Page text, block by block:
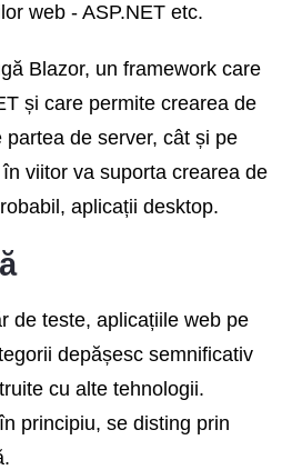
web - ASP.NET etc.
Blazor, un framework care
și care permite crearea de
de server, cât și pe
viitor va suporta crearea de
aplicații desktop.
de teste, aplicațiile web pe
depășesc semnificativ
cu alte tehnologii.
principiu, se disting prin